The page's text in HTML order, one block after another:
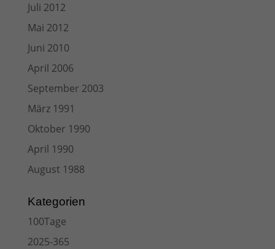
Juli 2012
Mai 2012
Juni 2010
April 2006
September 2003
März 1991
Oktober 1990
April 1990
August 1988
Kategorien
100Tage
2025-365